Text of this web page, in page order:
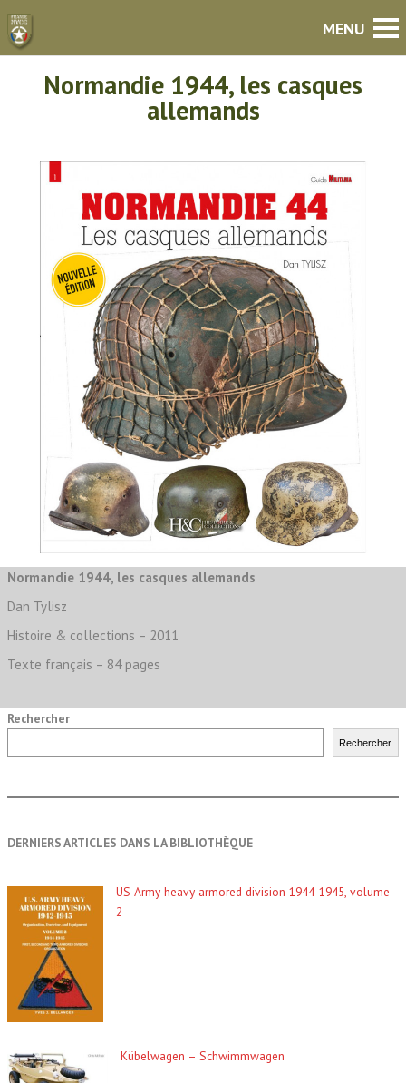
Normandie 1944, les casques
allemands
Normandie 1944, les casques allemands
Dan Tylisz
Histoire & collections – 2011
Texte français – 84 pages
Rechercher
Rechercher
DERNIERS ARTICLES DANS LA BIBLIOTHÈQUE
US Army heavy armored division 1944-1945, volume
2
Kübelwagen – Schwimmwagen